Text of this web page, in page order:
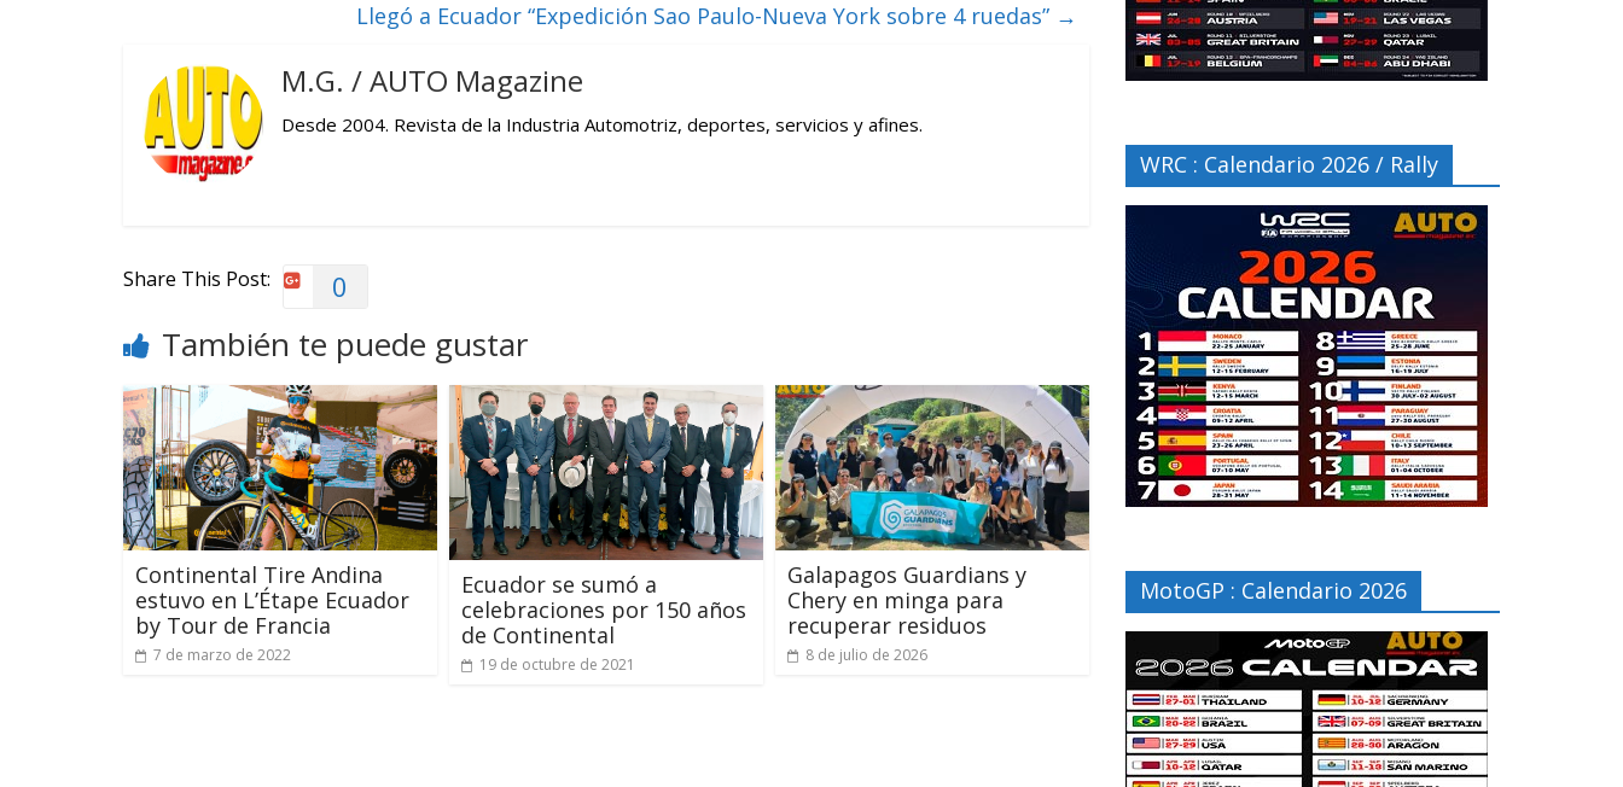
Llegó a Ecuador “Expedición Sao Paulo-Nueva York sobre 4 ruedas” →
M.G. / AUTO Magazine
Desde 2004. Revista de la Industria Automotriz, deportes, servicios y afines.
Share This Post: 0
También te puede gustar
Continental Tire Andina
estuvo en L’Étape Ecuador
by Tour de Francia
7 de marzo de 2022
Ecuador se sumó a
celebraciones por 150 años
de Continental
19 de octubre de 2021
Galapagos Guardians y
Chery en minga para
recuperar residuos
8 de julio de 2026
WRC : Calendario 2026 / Rally
MotoGP : Calendario 2026